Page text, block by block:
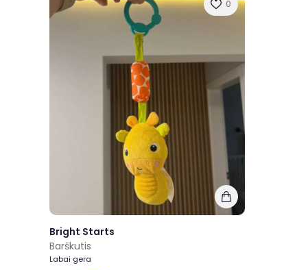
0
Bright Starts
Barškutis
Labai gera